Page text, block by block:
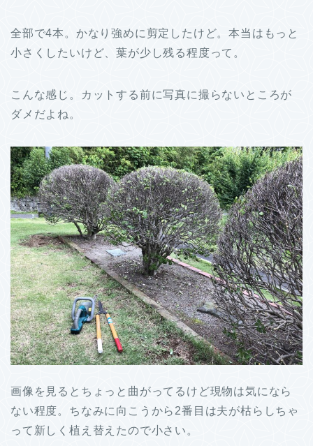
全部で4本。かなり強めに剪定したけど。本当はもっと
小さくしたいけど、葉が少し残る程度って。
こんな感じ。カットする前に写真に撮らないところが
ダメだよね。
画像を見るとちょっと曲がってるけど現物は気になら
ない程度。ちなみに向こうから2番目は夫が枯らしちゃ
って新しく植え替えたので小さい。